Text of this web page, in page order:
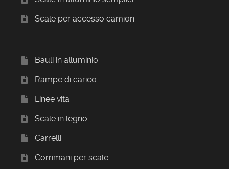
Scale per accesso camion
Bauli in alluminio
Rampe di carico
Linee vita
Scale in legno
Carrelli
Corrimani per scale